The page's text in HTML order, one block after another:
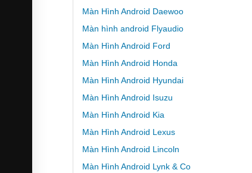
Màn Hình Android Daewoo
Màn hình android Flyaudio
Màn Hình Android Ford
Màn Hình Android Honda
Màn Hình Android Hyundai
Màn Hình Android Isuzu
Màn Hình Android Kia
Màn Hình Android Lexus
Màn Hình Android Lincoln
Màn Hình Android Lynk & Co